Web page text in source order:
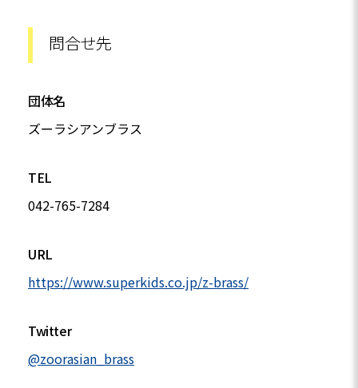
問合せ先
団体名
ズーラシアンブラス
TEL
042-765-7284
URL
https://www.superkids.co.jp/z-brass/
Twitter
@zoorasian_brass